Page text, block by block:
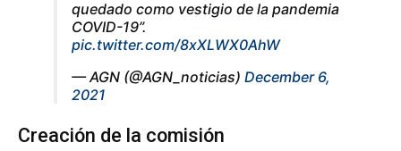
quedado como vestigio de la pandemia
COVID-19”.
pic.twitter.com/8xXLWX0AhW
— AGN (@AGN_noticias) December 6,
2021
Creación de la comisión